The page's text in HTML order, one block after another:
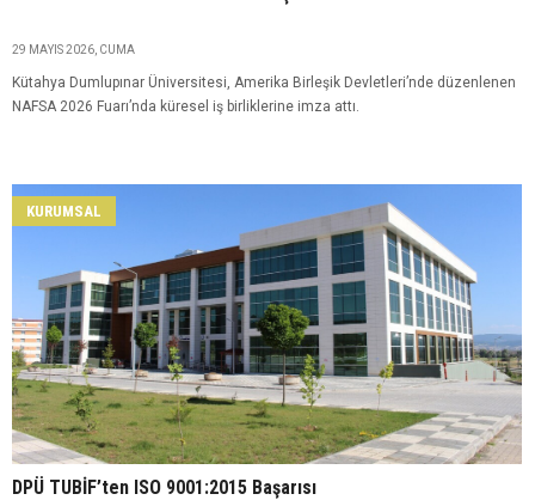
29 MAYIS 2026, CUMA
Kütahya Dumlupınar Üniversitesi, Amerika Birleşik Devletleri’nde düzenlenen
NAFSA 2026 Fuarı’nda küresel iş birliklerine imza attı.
KURUMSAL
DPÜ TUBİF’ten ISO 9001:2015 Başarısı